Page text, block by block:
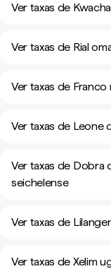
Ver taxas de
Ver taxas de Rial
Ver taxas de
Ver taxas de Leone
Ver taxas de Dobra
seichelense
Ver taxas de
Ver taxas de Xelim